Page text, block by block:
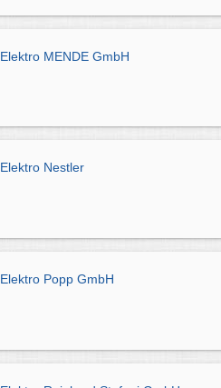
Elektro MENDE GmbH
Elektro Nestler
Elektro Popp GmbH